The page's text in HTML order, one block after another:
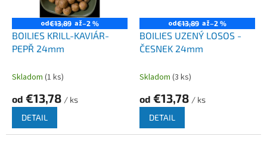
od€13,89 až–2 %
BOILIES KRILL-KAVIÁR-
PEPŘ 24mm
Skladom (1 ks)
od €13,78 / ks
DETAIL
od€13,89 až–2 %
BOILIES UZENÝ LOSOS -
ČESNEK 24mm
Skladom (3 ks)
od €13,78 / ks
DETAIL